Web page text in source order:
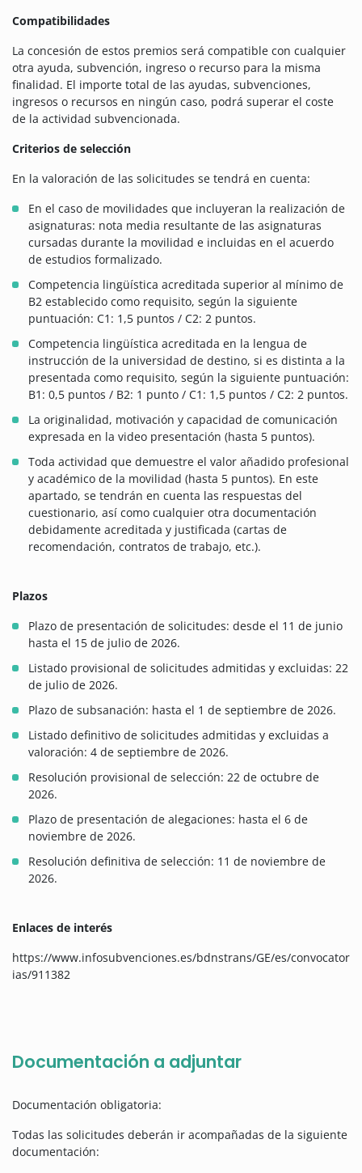
Compatibilidades
La concesión de estos premios será compatible con cualquier
otra ayuda, subvención, ingreso o recurso para la misma
finalidad. El importe total de las ayudas, subvenciones,
ingresos o recursos en ningún caso, podrá superar el coste
de la actividad subvencionada.
Criterios de selección
En la valoración de las solicitudes se tendrá en cuenta:
En el caso de movilidades que incluyeran la realización de
asignaturas: nota media resultante de las asignaturas
cursadas durante la movilidad e incluidas en el acuerdo
de estudios formalizado.
Competencia lingüística acreditada superior al mínimo de
B2 establecido como requisito, según la siguiente
puntuación: C1: 1,5 puntos / C2: 2 puntos.
Competencia lingüística acreditada en la lengua de
instrucción de la universidad de destino, si es distinta a la
presentada como requisito, según la siguiente puntuación:
B1: 0,5 puntos / B2: 1 punto / C1: 1,5 puntos / C2: 2 puntos.
La originalidad, motivación y capacidad de comunicación
expresada en la video presentación (hasta 5 puntos).
Toda actividad que demuestre el valor añadido profesional
y académico de la movilidad (hasta 5 puntos). En este
apartado, se tendrán en cuenta las respuestas del
cuestionario, así como cualquier otra documentación
debidamente acreditada y justificada (cartas de
recomendación, contratos de trabajo, etc.).
Plazos
Plazo de presentación de solicitudes: desde el 11 de junio
hasta el 15 de julio de 2026.
Listado provisional de solicitudes admitidas y excluidas: 22
de julio de 2026.
Plazo de subsanación: hasta el 1 de septiembre de 2026.
Listado definitivo de solicitudes admitidas y excluidas a
valoración: 4 de septiembre de 2026.
Resolución provisional de selección: 22 de octubre de
2026.
Plazo de presentación de alegaciones: hasta el 6 de
noviembre de 2026.
Resolución definitiva de selección: 11 de noviembre de
2026.
Enlaces de interés
https://www.infosubvenciones.es/bdnstrans/GE/es/convocator
ias/911382
Documentación a adjuntar
Documentación obligatoria:
Todas las solicitudes deberán ir acompañadas de la siguiente
documentación: